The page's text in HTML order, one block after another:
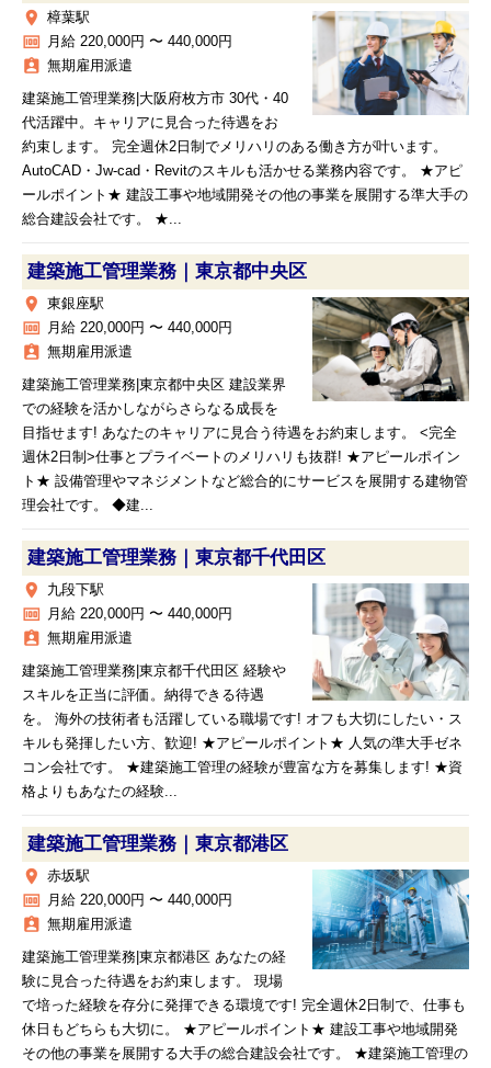
place 樟葉駅
money 月給 220,000円 〜 440,000円
assignment_ind 無期雇用派遣
建築施工管理業務|大阪府枚方市 30代・40
代活躍中。キャリアに見合った待遇をお
約束します。 完全週休2日制でメリハリのある働き方が叶います。
AutoCAD・Jw-cad・Revitのスキルも活かせる業務内容です。 ★アピ
ールポイント★ 建設工事や地域開発その他の事業を展開する準大手の
総合建設会社です。 ★...
建築施工管理業務｜東京都中央区
place 東銀座駅
money 月給 220,000円 〜 440,000円
assignment_ind 無期雇用派遣
建築施工管理業務|東京都中央区 建設業界
での経験を活かしながらさらなる成長を
目指せます! あなたのキャリアに見合う待遇をお約束します。 <完全
週休2日制>仕事とプライベートのメリハリも抜群! ★アピールポイン
ト★ 設備管理やマネジメントなど総合的にサービスを展開する建物管
理会社です。 ◆建...
建築施工管理業務｜東京都千代田区
place 九段下駅
money 月給 220,000円 〜 440,000円
assignment_ind 無期雇用派遣
建築施工管理業務|東京都千代田区 経験や
スキルを正当に評価。納得できる待遇
を。 海外の技術者も活躍している職場です! オフも大切にしたい・ス
キルも発揮したい方、歓迎! ★アピールポイント★ 人気の準大手ゼネ
コン会社です。 ★建築施工管理の経験が豊富な方を募集します! ★資
格よりもあなたの経験...
建築施工管理業務｜東京都港区
place 赤坂駅
money 月給 220,000円 〜 440,000円
assignment_ind 無期雇用派遣
建築施工管理業務|東京都港区 あなたの経
験に見合った待遇をお約束します。 現場
で培った経験を存分に発揮できる環境です! 完全週休2日制で、仕事も
休日もどちらも大切に。 ★アピールポイント★ 建設工事や地域開発
その他の事業を展開する大手の総合建設会社です。 ★建築施工管理の